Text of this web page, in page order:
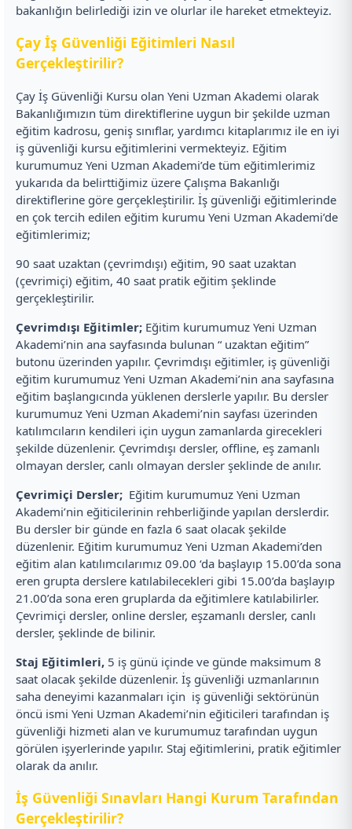
bakanlığın belirlediği izin ve olurlar ile hareket etmekteyiz.
Çay İş Güvenliği Eğitimleri Nasıl
Gerçekleştirilir?
Çay İş Güvenliği Kursu olan Yeni Uzman Akademi olarak
Bakanlığımızın tüm direktiflerine uygun bir şekilde uzman
eğitim kadrosu, geniş sınıflar, yardımcı kitaplarımız ile en iyi
iş güvenliği kursu eğitimlerini vermekteyiz. Eğitim
kurumumuz Yeni Uzman Akademi’de tüm eğitimlerimiz
yukarıda da belirttiğimiz üzere Çalışma Bakanlığı
direktiflerine göre gerçekleştirilir. İş güvenliği eğitimlerinde
en çok tercih edilen eğitim kurumu Yeni Uzman Akademi’de
eğitimlerimiz;
90 saat uzaktan (çevrimdışı) eğitim, 90 saat uzaktan
(çevrimiçi) eğitim, 40 saat pratik eğitim şeklinde
gerçekleştirilir.
Çevrimdışı Eğitimler; Eğitim kurumumuz Yeni Uzman
Akademi’nin ana sayfasında bulunan “ uzaktan eğitim”
butonu üzerinden yapılır. Çevrimdışı eğitimler, iş güvenliği
eğitim kurumumuz Yeni Uzman Akademi’nin ana sayfasına
eğitim başlangıcında yüklenen derslerle yapılır. Bu dersler
kurumumuz Yeni Uzman Akademi’nin sayfası üzerinden
katılımcıların kendileri için uygun zamanlarda girecekleri
şekilde düzenlenir. Çevrimdışı dersler, offline, eş zamanlı
olmayan dersler, canlı olmayan dersler şeklinde de anılır.
Çevrimiçi Dersler; Eğitim kurumumuz Yeni Uzman
Akademi’nin eğiticilerinin rehberliğinde yapılan derslerdir.
Bu dersler bir günde en fazla 6 saat olacak şekilde
düzenlenir. Eğitim kurumumuz Yeni Uzman Akademi’den
eğitim alan katılımcılarımız 09.00 ‘da başlayıp 15.00’da sona
eren grupta derslere katılabilecekleri gibi 15.00’da başlayıp
21.00’da sona eren gruplarda da eğitimlere katılabilirler.
Çevrimiçi dersler, online dersler, eşzamanlı dersler, canlı
dersler, şeklinde de bilinir.
Staj Eğitimleri, 5 iş günü içinde ve günde maksimum 8
saat olacak şekilde düzenlenir. İş güvenliği uzmanlarının
saha deneyimi kazanmaları için iş güvenliği sektörünün
öncü ismi Yeni Uzman Akademi’nin eğiticileri tarafından iş
güvenliği hizmeti alan ve kurumumuz tarafından uygun
görülen işyerlerinde yapılır. Staj eğitimlerini, pratik eğitimler
olarak da anılır.
İş Güvenliği Sınavları Hangi Kurum Tarafından
Gerçekleştirilir?